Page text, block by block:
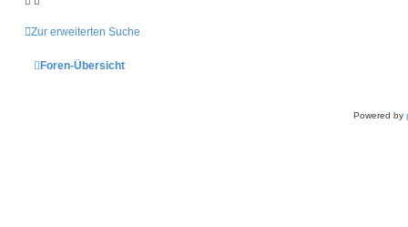
Zur erweiterten Suche
Foren-Übersicht
Powered by